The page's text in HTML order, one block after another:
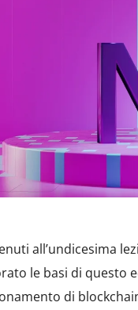
all’undicesima
le basi di questo
di